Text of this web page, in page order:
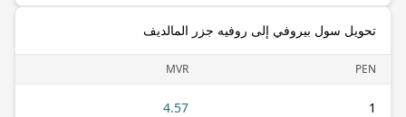
تحويل سول بيروفي إلى روفيه جزر المالديف
PEN
MVR
1
4.57